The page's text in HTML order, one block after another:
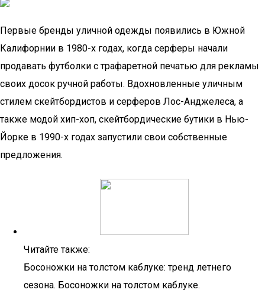
Первые бренды уличной одежды появились в Южной
Калифорнии в 1980-х годах, когда серферы начали
продавать футболки с трафаретной печатью для рекламы
своих досок ручной работы. Вдохновленные уличным
стилем скейтбордистов и серферов Лос-Анджелеса, а
также модой хип-хоп, скейтбордические бутики в Нью-
Йорке в 1990-х годах запустили свои собственные
предложения.
Читайте также:
Босоножки на толстом каблуке: тренд летнего
сезона. Босоножки на толстом каблуке.